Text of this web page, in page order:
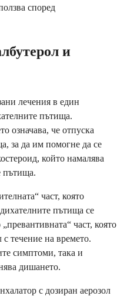
според
и
лечения в един
пътища.
означава, че отпуска
за да им помогне да се
който намалява
пътища.
част, която
пътища се
част, която
течение на времето.
симптоми, така и
дишането.
с дозиран аерозол